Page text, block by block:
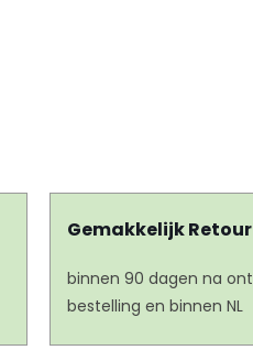
Gemakkelijk Retour
binnen 90 dagen na
bestelling en binnen NL